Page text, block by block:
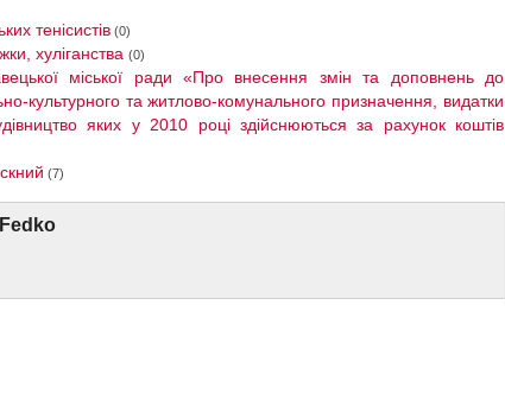
тенісистів (0)
хуліганства (0)
міської ради «Про внесення змін та доповнень до
культурного та житлово-комунального призначення, видатки
яких у 2010 році здійснюються за рахунок коштів
(7)